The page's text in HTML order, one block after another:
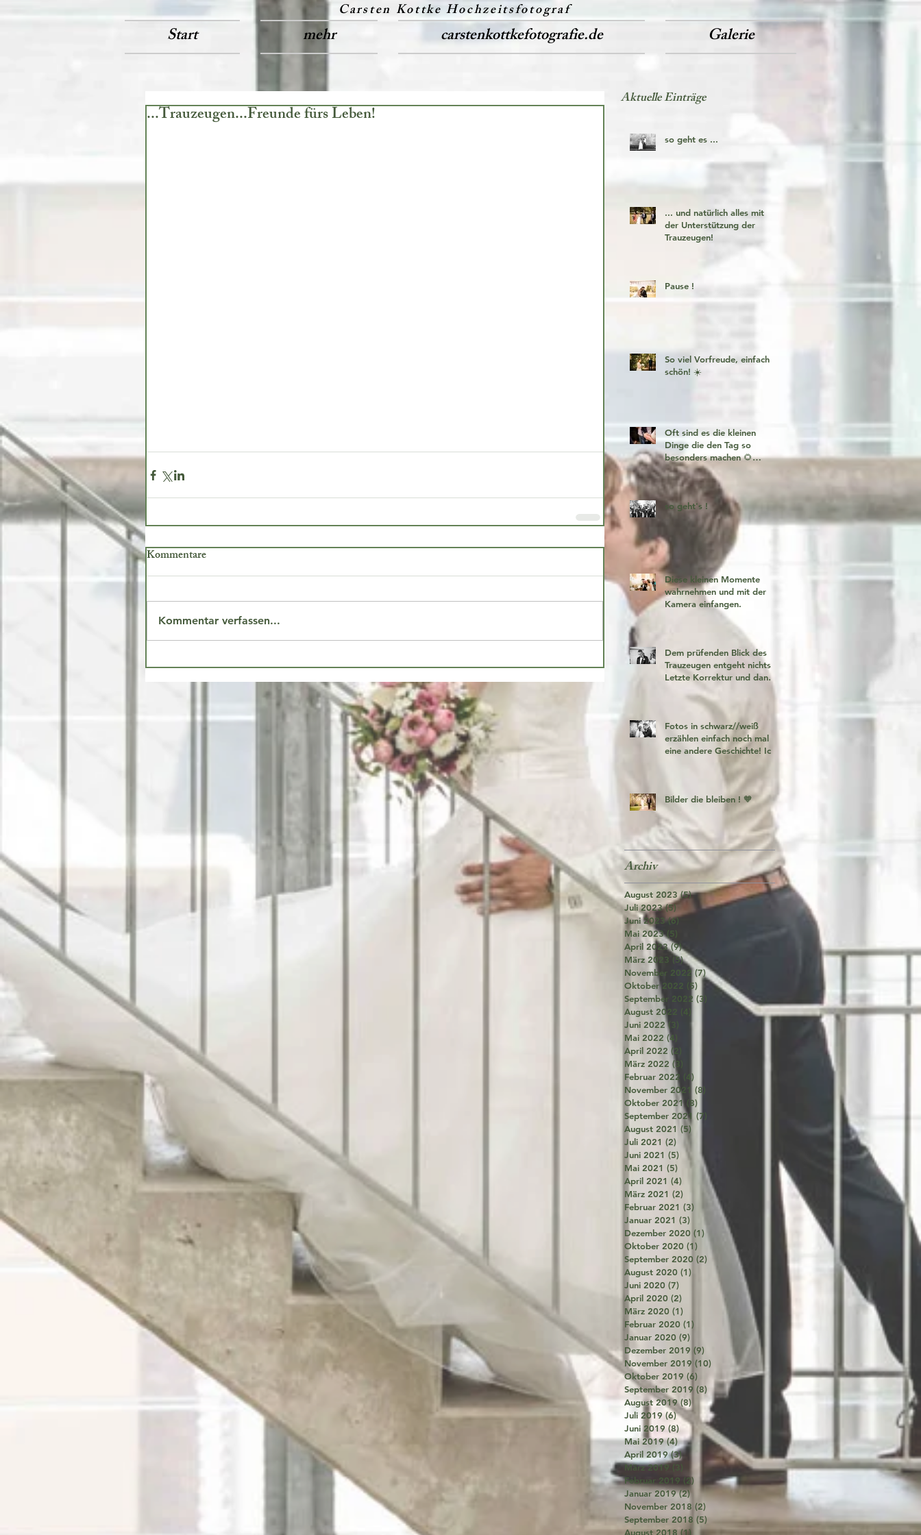
Carsten Kottke Hochzeitsfotograf
Start mehr carstenkottkefotografie.de Galerie
...Trauzeugen...Freunde fürs Leben!
Kommentare
Kommentar verfassen...
Aktuelle Einträge
so geht es ...
... und natürlich alles mit
der Unterstützung der
Trauzeugen!
Pause !
So viel Vorfreude, einfach
schön! ☀️
Oft sind es die kleinen
Dinge die den Tag so
besonders machen 🌻
Fotogeschichten zum
verlieben 🧡
so geht's !
Diese kleinen Momente
wahrnehmen und mit der
Kamera einfangen.
Dem prüfenden Blick des
Trauzeugen entgeht nichts!
Letzte Korrektur und dann
geht es los!
Fotos in schwarz//weiß
erzählen einfach noch mal
eine andere Geschichte! Ich
Bilder die bleiben ! 🧡
Archiv
August 2023 (5)5 Beiträge
Juli 2023 (5)5 Beiträge
Juni 2023 (6)6 Beiträge
Mai 2023 (5)
April 2023 (9)9 Beiträge
März 2023 (5)5 Beiträge
November 2022 (7)7 Beiträge
Oktober 2022 (5) 5 Beiträge
September 2022 (3)
3 Beiträge
August 2022 (4)
Juni 2022 (3)
Mai 2022 (4)
April 2022 (2)
März 2022 (3)
Februar 2022 (4)
November 2021 (8)
Oktober 2021 (8)
September 2021 (7)
August 2021 (5)
Juli 2021 (2) 2 Beiträge
Juni 2021 (5) 5 Beiträge
Mai 2021 (5) 5 Beiträge
April 2021 (4) 4 Beiträge
März 2021 (2) 2 Beiträge
Februar 2021 (3) 3 Beiträge
Januar 2021 (3) 3 Beiträge
Dezember 2020 (1)1 Beitrag
Oktober 2020 (1) 1 Beitrag
September 2020 (2) 2 Beiträge
August 2020 (1) 1 Beitrag
Juni 2020 (7) 7 Beiträge
April 2020 (2) 2 Beiträge
März 2020 (1)
Februar 2020 (1)
Januar 2020 (9)
Dezember 2019 (9)
November 2019 (10) 10 Beiträge
Oktober 2019 (6) 6 Beiträge
September 2019 (8) 8 Beiträge
August 2019 (8) 8 Beiträge
Juli 2019 (6)6 Beiträge
Juni 2019 (8)8 Beiträge
Mai 2019 (4)4 Beiträge
April 2019 (3)3 Beiträge
März 2019 (3) 3 Beiträge
Februar 2019 (2) 2 Beiträge
Januar 2019 (2)2 Beiträge
November 2018 (2)
September 2018 (5) 5 Beiträge
August 2018 (1) 1 Beitrag